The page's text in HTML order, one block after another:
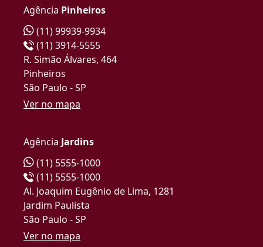
Agência Pinheiros
(11) 99939-9934
(11) 3914-5555
R. Simão Álvares, 464
Pinheiros
São Paulo - SP
Ver no mapa
Agência Jardins
(11) 5555-1000
(11) 5555-1000
Al. Joaquim Eugênio de Lima, 1281
Jardim Paulista
São Paulo - SP
Ver no mapa